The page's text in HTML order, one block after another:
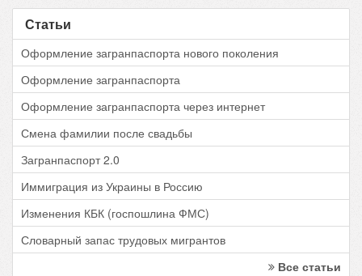
Статьи
Оформление загранпаспорта нового поколения
Оформление загранпаспорта
Оформление загранпаспорта через интернет
Смена фамилии после свадьбы
Загранпаспорт 2.0
Иммиграция из Украины в Россию
Изменения КБК (госпошлина ФМС)
Словарный запас трудовых мигрантов
Все статьи